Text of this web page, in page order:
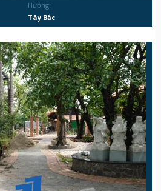
Hướng:
Tây Bắc